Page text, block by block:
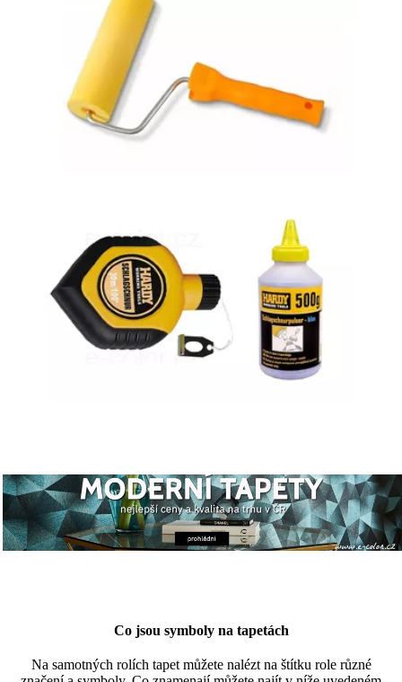
Co jsou symboly na tapetách
Na samotných rolích tapet můžete nalézt na štítku role různé